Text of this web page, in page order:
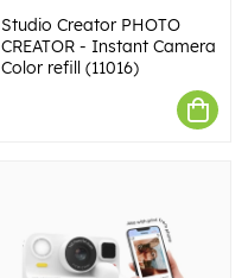
Studio Creator PHOTO
CREATOR - Instant Camera
Color refill (11016)